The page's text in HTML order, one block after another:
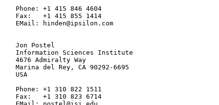
   Phone: +1 415 846 4604
   Fax:   +1 415 855 1414
   EMail: hinden@ipsilon.com
   Jon Postel
   Information Sciences Institute
   4676 Admiralty Way
   Marina del Rey, CA 90292-6695
   USA
   Phone: +1 310 822 1511
   Fax:   +1 310 823 6714